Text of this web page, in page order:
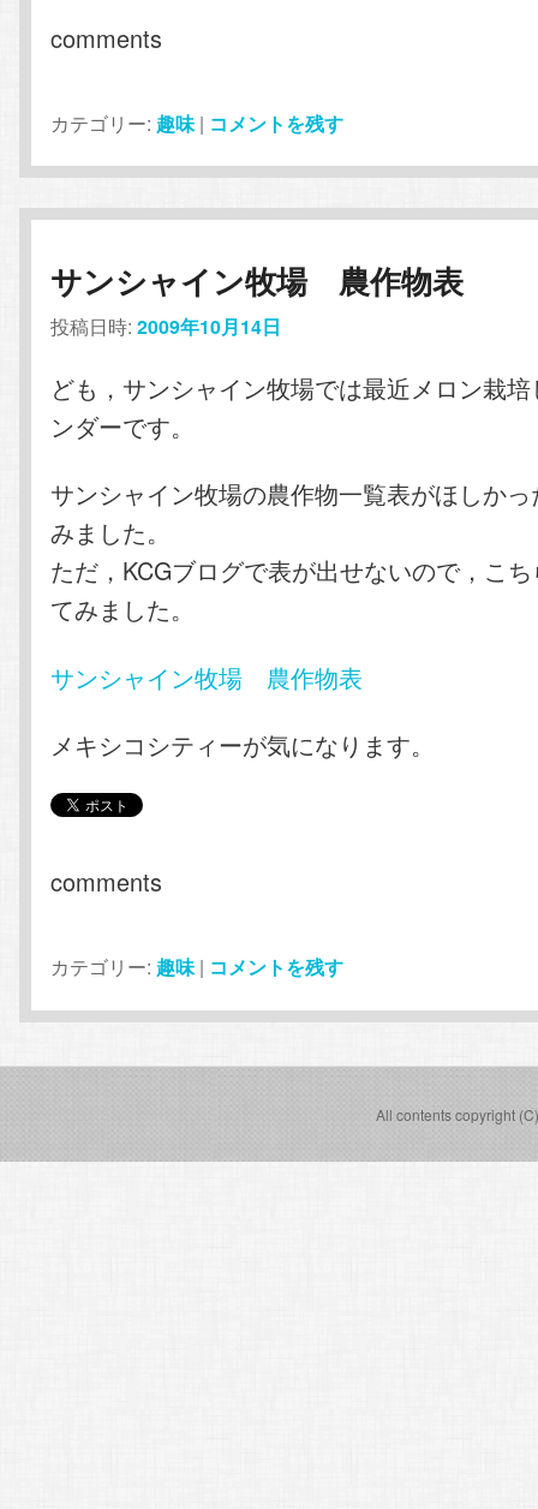
comments
カテゴリー: 趣味 | コメントを残す
サンシャイン牧場 農作物表
投稿日時:2009年10月14日
ども，サンシャイン牧場では最近メロン栽
ンダーです。
サンシャイン牧場の農作物一覧表がほしか
みました。
ただ，KCGブログで表が出せないので，こ
てみました。
サンシャイン牧場 農作物表
メキシコシティーが気になります。
comments
カテゴリー: 趣味 | コメントを残す
All contents copyright